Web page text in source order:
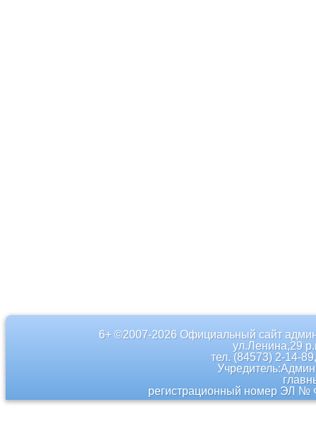
6+ ©2007-2026 Официальный сайт
ул.Ленина,29
тел. (84573) 2-14-
регистрационный номер ЭЛ №